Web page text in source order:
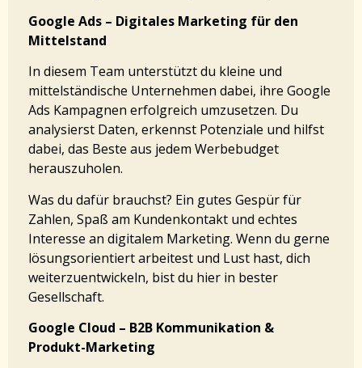
Google Ads – Digitales Marketing für den
Mittelstand
In diesem Team unterstützt du kleine und
mittelständische Unternehmen dabei, ihre Google
Ads Kampagnen erfolgreich umzusetzen. Du
analysierst Daten, erkennst Potenziale und hilfst
dabei, das Beste aus jedem Werbebudget
herauszuholen.
Was du dafür brauchst? Ein gutes Gespür für
Zahlen, Spaß am Kundenkontakt und echtes
Interesse an digitalem Marketing. Wenn du gerne
lösungsorientiert arbeitest und Lust hast, dich
weiterzuentwickeln, bist du hier in bester
Gesellschaft.
Google Cloud – B2B Kommunikation &
Produkt-Marketing